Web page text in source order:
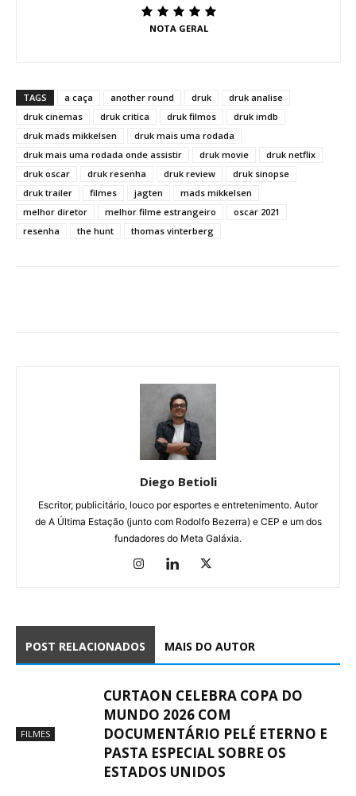
NOTA GERAL
TAGS a caça another round druk
druk analise
druk cinemas
druk critica druk filmos
druk imdb
druk mads mikkelsen
druk mais uma rodada
druk mais uma rodada onde assistir
druk movie
druk netflix
druk oscar
druk resenha druk review
druk sinopse
druk trailer
filmes jagten
mads mikkelsen
melhor diretor
melhor filme estrangeiro
oscar 2021
resenha
the hunt thomas vinterberg
Diego Betioli
Escritor, publicitário, louco por esportes e entretenimento. Autor
de A Última Estação (junto com Rodolfo Bezerra) e CEP e um dos
fundadores do Meta Galáxia.
POST RELACIONADOS MAIS DO AUTOR
FILMES
CURTAON CELEBRA COPA DO
MUNDO 2026 COM
DOCUMENTÁRIO PELÉ ETERNO E
PASTA ESPECIAL SOBRE OS
ESTADOS UNIDOS